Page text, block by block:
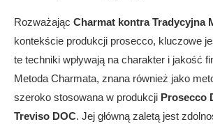
Rozważając Charmat kontra Tradycyjna
kontekście produkcji prosecco, kluczowe
te techniki wpływają na charakter i jakość
Metoda Charmata, znana również jako
szeroko stosowana w produkcji Prosecco
Treviso DOC. Jej główną zaletą jest